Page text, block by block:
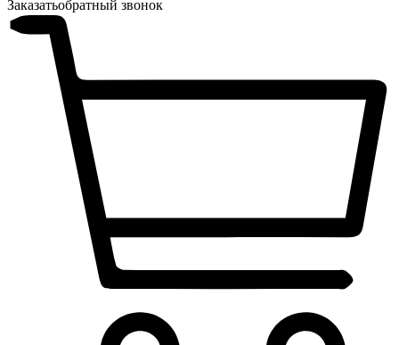
Заказатьобратный звонок